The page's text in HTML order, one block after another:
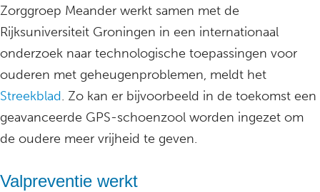
Zorggroep Meander werkt samen met de
Rijksuniversiteit Groningen in een internationaal
onderzoek naar technologische toepassingen voor
ouderen met geheugenproblemen, meldt het
Streekblad. Zo kan er bijvoorbeeld in de toekomst een
geavanceerde GPS-schoenzool worden ingezet om
de oudere meer vrijheid te geven.
Valpreventie werkt